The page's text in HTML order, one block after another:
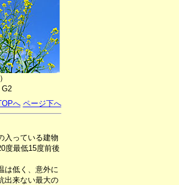
へ ページ下へ
入っている建物
度最低15度前後
は低く、意外に
出来ない最大の